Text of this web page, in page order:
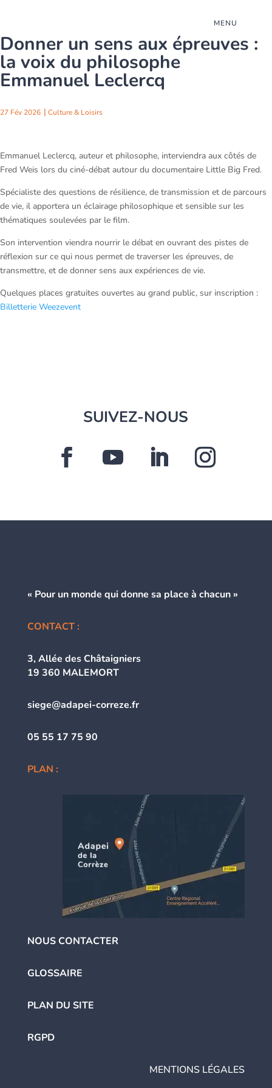
MENU
Donner un sens aux épreuves :
la voix du philosophe
Emmanuel Leclercq
27 Fév 2026 Culture & Loisirs
Emmanuel Leclercq, auteur et philosophe, interviendra aux côtés de
Fred Weis lors du ciné-débat autour du documentaire Little Big Fred.
Spécialiste des questions de résilience, de transmission et de parcours
de vie, il apportera un éclairage philosophique et sensible sur les
thématiques soulevées par le film.
Son intervention viendra nourrir le débat en ouvrant des pistes de
réflexion sur ce qui nous permet de traverser les épreuves, de
transmettre, et de donner sens aux expériences de vie.
Quelques places gratuites ouvertes au grand public, sur inscription :
Billetterie Weezevent
SUIVEZ-NOUS
« Pour un monde qui donne sa place à chacun »
CONTACT :
3, Allée des Châtaigniers
19 360 MALEMORT
siege@adapei-correze.fr
05 55 17 75 90
PLAN :
NOUS CONTACTER
GLOSSAIRE
PLAN DU SITE
RGPD
MENTIONS LÉGALES